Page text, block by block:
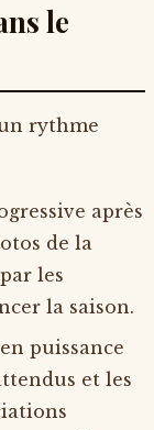
le
rythme
après
de la
les
la saison.
puissance
et les